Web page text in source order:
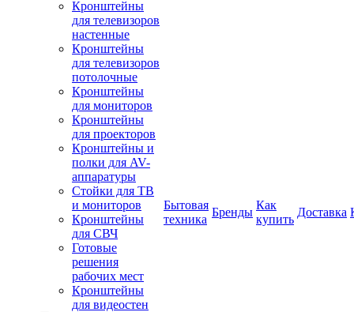
Кронштейны
для телевизоров
настенные
Кронштейны
для телевизоров
потолочные
Кронштейны
для мониторов
Кронштейны
для проекторов
Кронштейны и
полки для AV-
аппаратуры
Стойки для ТВ
и мониторов
Кронштейны
для СВЧ
Готовые
решения
рабочих мест
Кронштейны
для видеостен
Бытовая
техника
Бренды
Как
купить
Доставка